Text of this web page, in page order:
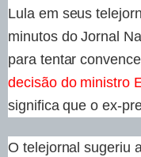
Lula em seus
minutos do Jornal
para tentar
decisão do ministro
significa que o ex-
O telejornal sugeriu